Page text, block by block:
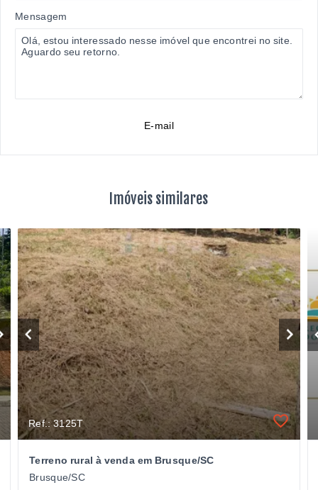
Mensagem
E-mail
Imóveis similares
Ref.: 3125T
Terreno rural à venda em Brusque/SC
Brusque/SC